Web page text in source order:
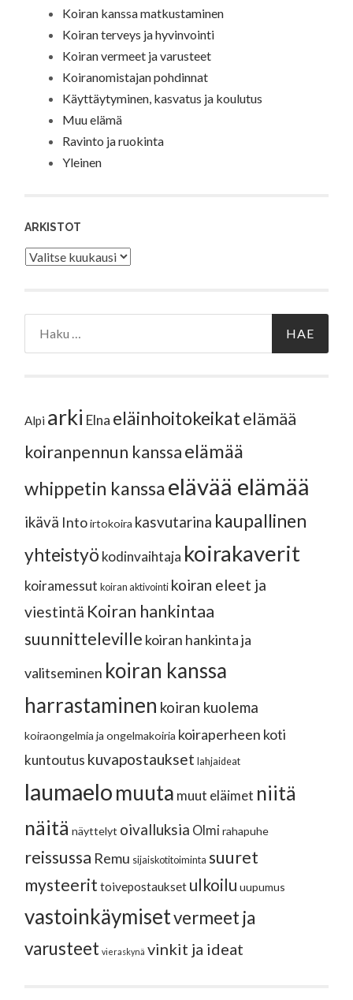
Koiran kanssa matkustaminen
Koiran terveys ja hyvinvointi
Koiran vermeet ja varusteet
Koiranomistajan pohdinnat
Käyttäytyminen, kasvatus ja koulutus
Muu elämä
Ravinto ja ruokinta
Yleinen
ARKISTOT
Arkistot
Alpi arki Elna eläinhoitokeikatelämää
koiranpennun kanssaelämää
whippetin kanssaelävää elämää
ikävä Intoirtokoira kasvutarina kaupallinen
yhteistyö kodinvaihtaja koirakaverit
koiramessut koiran aktivointi koiran eleet ja
viestintä Koiran hankintaa
suunnitteleville koiran hankinta ja
valitseminen koiran kanssa
harrastaminen koiran kuolema
koiraongelmia ja ongelmakoiria koiraperheen koti
kuntoutus kuvapostaukset lahjaideat
laumaelomuuta muut eläimet niitä
näitä näyttelyt oivalluksia Olmi rahapuhe
reissussa Remu sijaiskotitoiminta suuret
mysteerit toivepostaukset ulkoilu uupumus
vastoinkäymisetvermeet ja
varusteet vieraskynä vinkit ja ideat